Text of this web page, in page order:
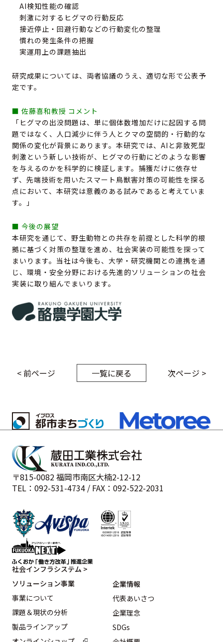
AI検知性能の確認
刺激に対するヒグマの行動反応
接近停止・回避行動などの行動変化の整理
慣れの発生条件の把握
実運用上の課題抽出
研究成果については、両者協議のうえ、適切な形で公表予
定です。
■ 佐藤喜和教授 コメント
「ヒグマの出没問題は、単に個体数増加だけに起因する問
題ではなく、人口減少に伴う人とクマの空間的・行動的な
関係の変化が背景にあります。本研究では、AIと非致死型
刺激という新しい技術が、ヒグマの行動にどのような影響
を与えるのかを科学的に検証します。捕獲だけに依存せ
ず、先端技術を用いたスマート鳥獣害対策の可能性を探る
点において、本研究は意義のある試みであると考えていま
す。」
■ 今後の展望
本研究を通じて、野生動物との共存を前提とした科学的根
拠に基づく対策の整理を進め、社会実装の可能性を探って
まいります。当社は今後も、大学・研究機関との連携を通
じ、環境・安全分野における先進的ソリューションの社会
実装に取り組んでまいります。
< 前ページ 一覧に戻る 次ページ >
〒815-0082 福岡市南区大楠2-12-12
TEL：092-531-4734 / FAX：092-522-2031
社会インフラシステム >
ソリューション事業
事業について
課題＆現状の分析
製品ラインアップ
企業情報
代表あいさつ
企業理念
SDGs